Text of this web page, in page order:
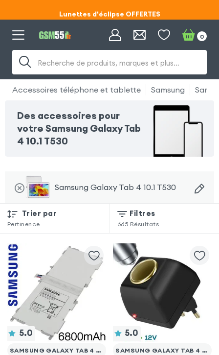
Lunettes d'éclipse OFFERTES
Code ECLIPSE55
Code ECLIPSE55
Recherche de produits, marques et plus…
0
Accessoires téléphone et tablette Samsung
Des accessoires pour
votre Samsung Galaxy Tab
4 10.1 T530
Samsung Galaxy Tab 4 10.1 T530
Trier par
Pertinence
Filtres
665 Résultats
5.0
SAMSUNG GALAXY TAB 4 10.1 T530
5.0
SAMSUNG GALAXY TAB 4 10.1 T530